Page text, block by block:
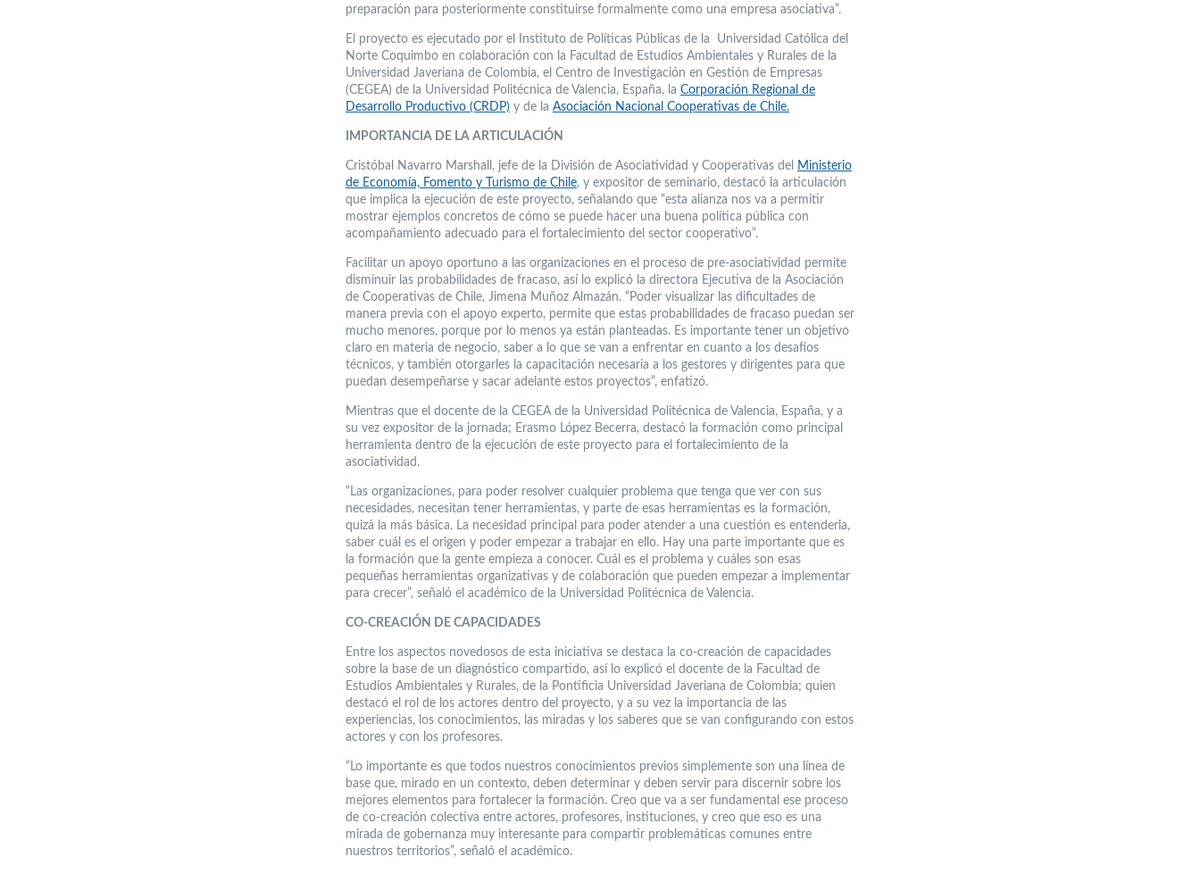
preparación para posteriormente constituirse formalmente como una empresa asociativa”.
El proyecto es ejecutado por el Instituto de Políticas Públicas de la Universidad Católica del
Norte Coquimbo en colaboración con la Facultad de Estudios Ambientales y Rurales de la
Universidad Javeriana de Colombia, el Centro de Investigación en Gestión de Empresas
(CEGEA) de la Universidad Politécnica de Valencia, España, la Corporación Regional de
Desarrollo Productivo (CRDP) y de la Asociación Nacional Cooperativas de Chile.
IMPORTANCIA DE LA ARTICULACIÓN
Cristóbal Navarro Marshall, jefe de la División de Asociatividad y Cooperativas del
Ministerio
de Economía, Fomento y Turismo de Chile, y expositor de seminario, destacó la articulación
que implica la ejecución de este proyecto, señalando que “esta alianza nos va a permitir
mostrar ejemplos concretos de cómo se puede hacer una buena política pública con
acompañamiento adecuado para el fortalecimiento del sector cooperativo”.
Facilitar un apoyo oportuno a las organizaciones en el proceso de pre-asociatividad permite
disminuir las probabilidades de fracaso, así lo explicó la directora Ejecutiva de la Asociación
de Cooperativas de Chile, Jimena Muñoz Almazán. “Poder visualizar las dificultades de
manera previa con el apoyo experto, permite que estas probabilidades de fracaso puedan ser
mucho menores, porque por lo menos ya están planteadas. Es importante tener un objetivo
claro en materia de negocio, saber a lo que se van a enfrentar en cuanto a los desafíos
técnicos, y también otorgarles la capacitación necesaria a los gestores y dirigentes para que
puedan desempeñarse y sacar adelante estos proyectos”, enfatizó.
Mientras que el docente de la CEGEA de la Universidad Politécnica de Valencia, España, y a
su vez expositor de la jornada; Erasmo López Becerra, destacó la formación como principal
herramienta dentro de la ejecución de este proyecto para el fortalecimiento de la
asociatividad.
“Las organizaciones, para poder resolver cualquier problema que tenga que ver con sus
necesidades, necesitan tener herramientas, y parte de esas herramientas es la formación,
quizá la más básica. La necesidad principal para poder atender a una cuestión es entenderla,
saber cuál es el origen y poder empezar a trabajar en ello. Hay una parte importante que es
la formación que la gente empieza a conocer. Cuál es el problema y cuáles son esas
pequeñas herramientas organizativas y de colaboración que pueden empezar a implementar
para crecer”, señaló el académico de la Universidad Politécnica de Valencia.
CO-CREACIÓN DE CAPACIDADES
Entre los aspectos novedosos de esta iniciativa se destaca la co-creación de capacidades
sobre la base de un diagnóstico compartido, así lo explicó el docente de la Facultad de
Estudios Ambientales y Rurales, de la Pontificia Universidad Javeriana de Colombia; quien
destacó el rol de los actores dentro del proyecto, y a su vez la importancia de las
experiencias, los conocimientos, las miradas y los saberes que se van configurando con estos
actores y con los profesores.
“Lo importante es que todos nuestros conocimientos previos simplemente son una línea de
base que, mirado en un contexto, deben determinar y deben servir para discernir sobre los
mejores elementos para fortalecer la formación. Creo que va a ser fundamental ese proceso
de co-creación colectiva entre actores, profesores, instituciones, y creo que eso es una
mirada de gobernanza muy interesante para compartir problemáticas comunes entre
nuestros territorios”, señaló el académico.